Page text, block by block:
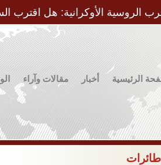
الروسية الأوكرانية: هل اقترب
الرئيسية أخبار مقالات وآراء
طائرات